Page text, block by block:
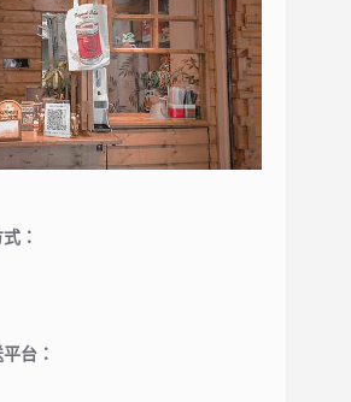
：
台：